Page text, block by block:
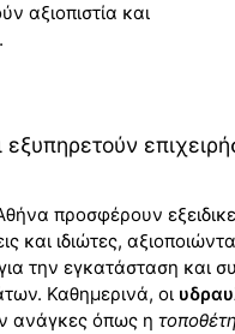
αξιοπιστία και
προσφέρουν
και ιδιώτες,
την εγκατάσταση και
Καθημερινά, οι
ανάγκες όπως η